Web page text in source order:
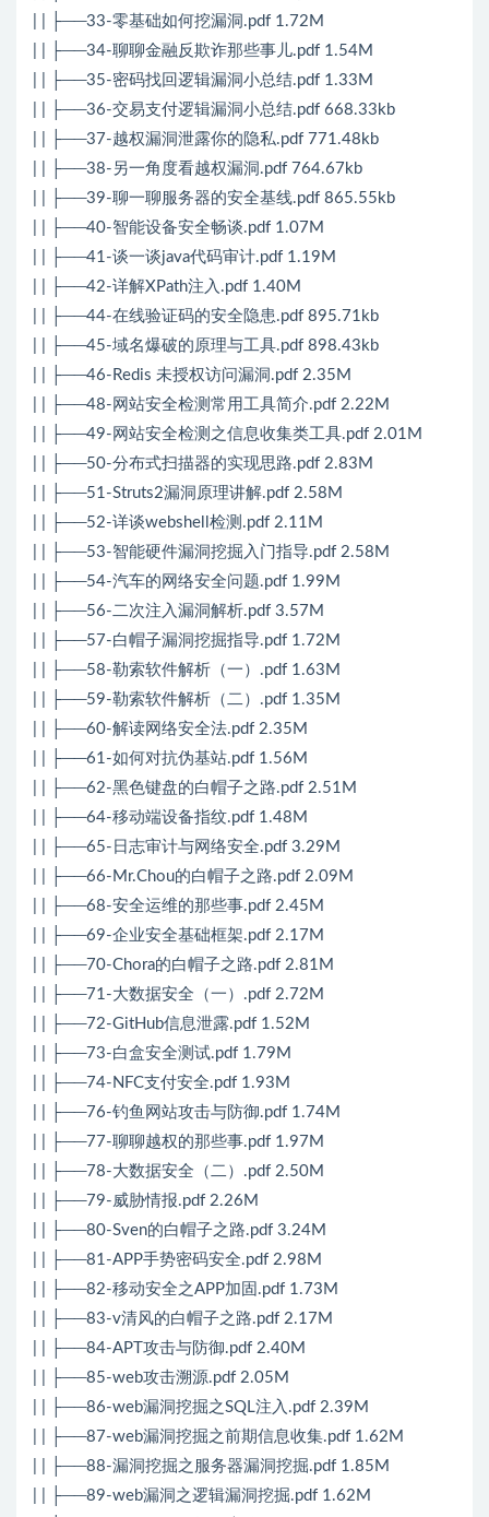
| | ├──33-零基础如何挖漏洞.pdf 1.72M
| | ├──34-聊聊金融反欺诈那些事儿.pdf 1.54M
| | ├──35-密码找回逻辑漏洞小总结.pdf 1.33M
| | ├──36-交易支付逻辑漏洞小总结.pdf 668.33kb
| | ├──37-越权漏洞泄露你的隐私.pdf 771.48kb
| | ├──38-另一角度看越权漏洞.pdf 764.67kb
| | ├──39-聊一聊服务器的安全基线.pdf 865.55kb
| | ├──40-智能设备安全畅谈.pdf 1.07M
| | ├──41-谈一谈java代码审计.pdf 1.19M
| | ├──42-详解XPath注入.pdf 1.40M
| | ├──44-在线验证码的安全隐患.pdf 895.71kb
| | ├──45-域名爆破的原理与工具.pdf 898.43kb
| | ├──46-Redis 未授权访问漏洞.pdf 2.35M
| | ├──48-网站安全检测常用工具简介.pdf 2.22M
| | ├──49-网站安全检测之信息收集类工具.pdf 2.01M
| | ├──50-分布式扫描器的实现思路.pdf 2.83M
| | ├──51-Struts2漏洞原理讲解.pdf 2.58M
| | ├──52-详谈webshell检测.pdf 2.11M
| | ├──53-智能硬件漏洞挖掘入门指导.pdf 2.58M
| | ├──54-汽车的网络安全问题.pdf 1.99M
| | ├──56-二次注入漏洞解析.pdf 3.57M
| | ├──57-白帽子漏洞挖掘指导.pdf 1.72M
| | ├──58-勒索软件解析（一）.pdf 1.63M
| | ├──59-勒索软件解析（二）.pdf 1.35M
| | ├──60-解读网络安全法.pdf 2.35M
| | ├──61-如何对抗伪基站.pdf 1.56M
| | ├──62-黑色键盘的白帽子之路.pdf 2.51M
| | ├──64-移动端设备指纹.pdf 1.48M
| | ├──65-日志审计与网络安全.pdf 3.29M
| | ├──66-Mr.Chou的白帽子之路.pdf 2.09M
| | ├──68-安全运维的那些事.pdf 2.45M
| | ├──69-企业安全基础框架.pdf 2.17M
| | ├──70-Chora的白帽子之路.pdf 2.81M
| | ├──71-大数据安全（一）.pdf 2.72M
| | ├──72-GitHub信息泄露.pdf 1.52M
| | ├──73-白盒安全测试.pdf 1.79M
| | ├──74-NFC支付安全.pdf 1.93M
| | ├──76-钓鱼网站攻击与防御.pdf 1.74M
| | ├──77-聊聊越权的那些事.pdf 1.97M
| | ├──78-大数据安全（二）.pdf 2.50M
| | ├──79-威胁情报.pdf 2.26M
| | ├──80-Sven的白帽子之路.pdf 3.24M
| | ├──81-APP手势密码安全.pdf 2.98M
| | ├──82-移动安全之APP加固.pdf 1.73M
| | ├──83-v清风的白帽子之路.pdf 2.17M
| | ├──84-APT攻击与防御.pdf 2.40M
| | ├──85-web攻击溯源.pdf 2.05M
| | ├──86-web漏洞挖掘之SQL注入.pdf 2.39M
| | ├──87-web漏洞挖掘之前期信息收集.pdf 1.62M
| | ├──88-漏洞挖掘之服务器漏洞挖掘.pdf 1.85M
| | ├──89-web漏洞之逻辑漏洞挖掘.pdf 1.62M